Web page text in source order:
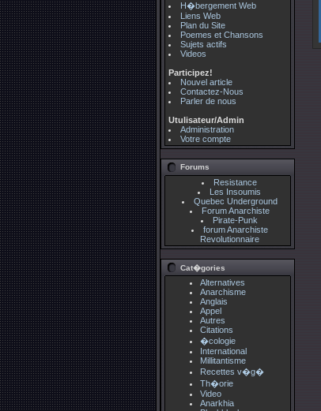
H�bergement Web
Liens Web
Plan du Site
Poemes et Chansons
Sujets actifs
Videos
Participez!
Nouvel article
Contactez-Nous
Parler de nous
Utulisateur/Admin
Administration
Votre compte
Forums
Resistance
Les Insoumis
Quebec Underground
Forum Anarchiste
Pirate-Punk
forum Anarchiste
Revolutionnaire
Cat�gories
Alternatives
Anarchisme
Anglais
Appel
Autres
Citations
�cologie
International
Millitantisme
Recettes v�g�
Th�orie
Video
Anarkhia